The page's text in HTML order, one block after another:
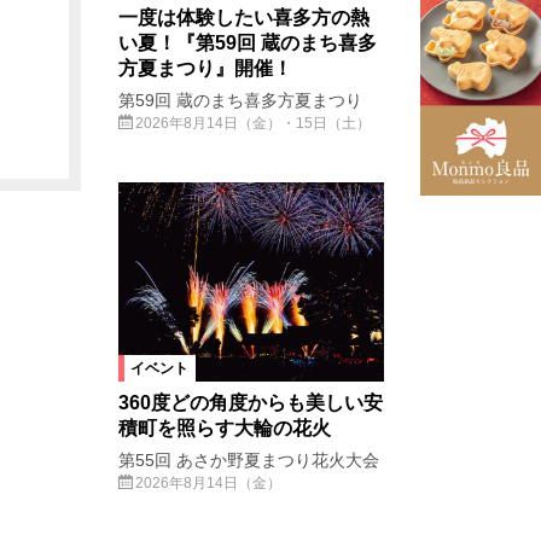
一度は体験したい喜多方の熱
い夏！『第59回 蔵のまち喜多
方夏まつり』開催！
第59回 蔵のまち喜多方夏まつり
2026年8月14日（金）・15日（土）
イベント
360度どの角度からも美しい安
積町を照らす大輪の花火
第55回 あさか野夏まつり花火大会
2026年8月14日（金）